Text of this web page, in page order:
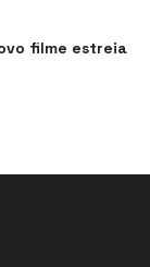
filme estreia